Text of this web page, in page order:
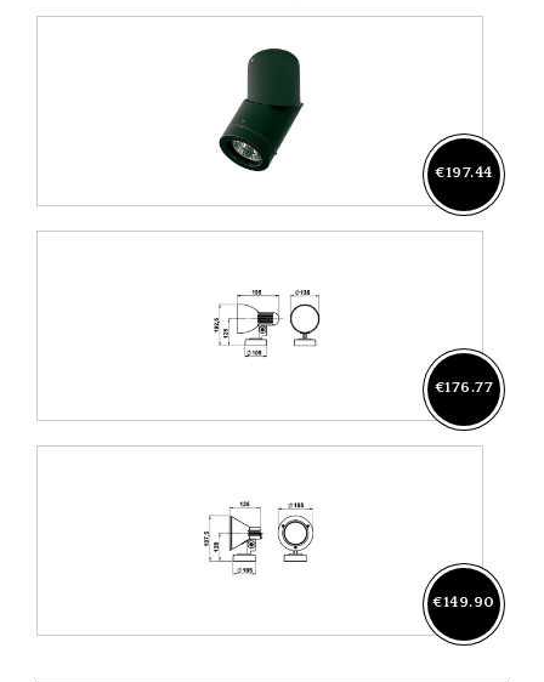
€197.44
€176.77
€149.90